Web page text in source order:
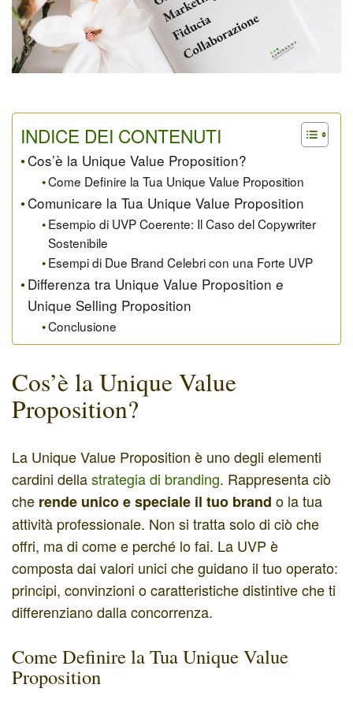
INDICE DEI CONTENUTI
Cos’è la Unique Value Proposition?
Come Definire la Tua Unique Value Proposition
Comunicare la Tua Unique Value Proposition
Esempio di UVP Coerente: Il Caso del Copywriter
Sostenibile
Esempi di Due Brand Celebri con una Forte UVP
Differenza tra Unique Value Proposition e
Unique Selling Proposition
Conclusione
Cos’è la Unique Value
Proposition?
La Unique Value Proposition è uno degli elementi
cardini dellastrategia di branding. Rappresenta ciò
che rende unico e speciale il tuo brand o la tua
attività professionale. Non si tratta solo di ciò che
offri, ma di come e perché lo fai. La UVP è
composta dai valori unici che guidano il tuo operato:
principi, convinzioni o caratteristiche distintive che ti
differenziano dalla concorrenza.
Come Definire la Tua Unique Value
Proposition